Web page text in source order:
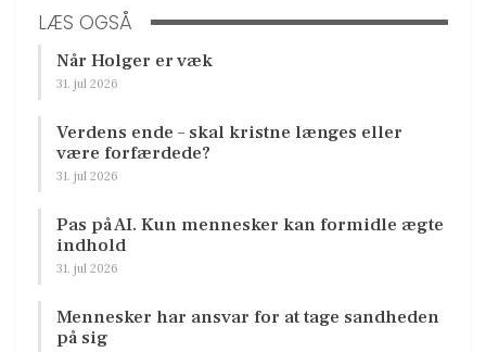
LÆS OGSÅ
Når Holger er væk
31. jul 2026
Verdens ende – skal kristne længes eller
være forfærdede?
31. jul 2026
Pas på AI. Kun mennesker kan formidle ægte
indhold
31. jul 2026
Mennesker har ansvar for at tage sandheden
på sig